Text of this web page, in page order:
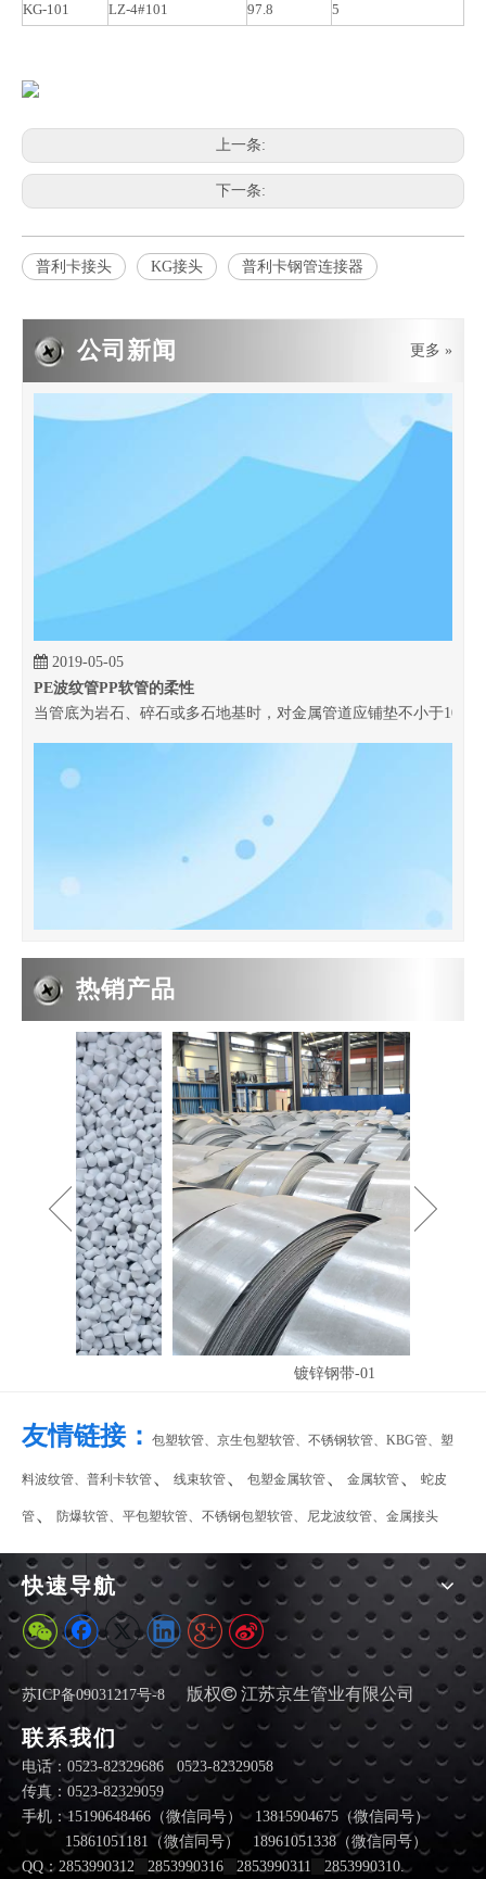
KG-101
LZ-4#101 97.8 5
上一条:
下一条:
普利卡接头 KG接头 普利卡钢管连接器
公司新闻 更多 »
2019-05-05
PE波纹管PP软管的基础
PE波纹管给水管道的基础用来防止管道不均匀沉陷造成管道破裂
2019-05-05
PE波纹管PP软管的柔性
当管底为岩石、碎石或多石地基时，对金属管道应铺垫不小于100
2019-05-05
PE波纹管PP软管的系数
PP波纹管 象研究梁的变形一样,我们从纯弯曲的情况着手,假设弯
2019-05-05
PE波纹管PP软管的补偿器
PP波纹管在横向上受到力的作用之后,必然产生弯曲变形,变形的主
热销产品
友情链接： 包塑软管、 京生包塑软管、 不锈钢软管、 KBG管、 塑
料波纹管、 普利卡软管、 线束软管、 包塑金属软管、 金属软管、 蛇皮
管、 防爆软管、 平包塑软管、 不锈钢包塑软管、 尼龙波纹管、 金属接头
快速导航
苏ICP备09031217号-8 版权 江苏京生管业有限公司
联系我们
电话：0523-82329686
0523-82329058
传真：0523-82329059
手机：15190648466（微信同号） 13815904675（微信同号）
15861051181（微信同号） 18961051338（微信同号）
QQ：2853990312
2853990316 2853990311 2853990310.